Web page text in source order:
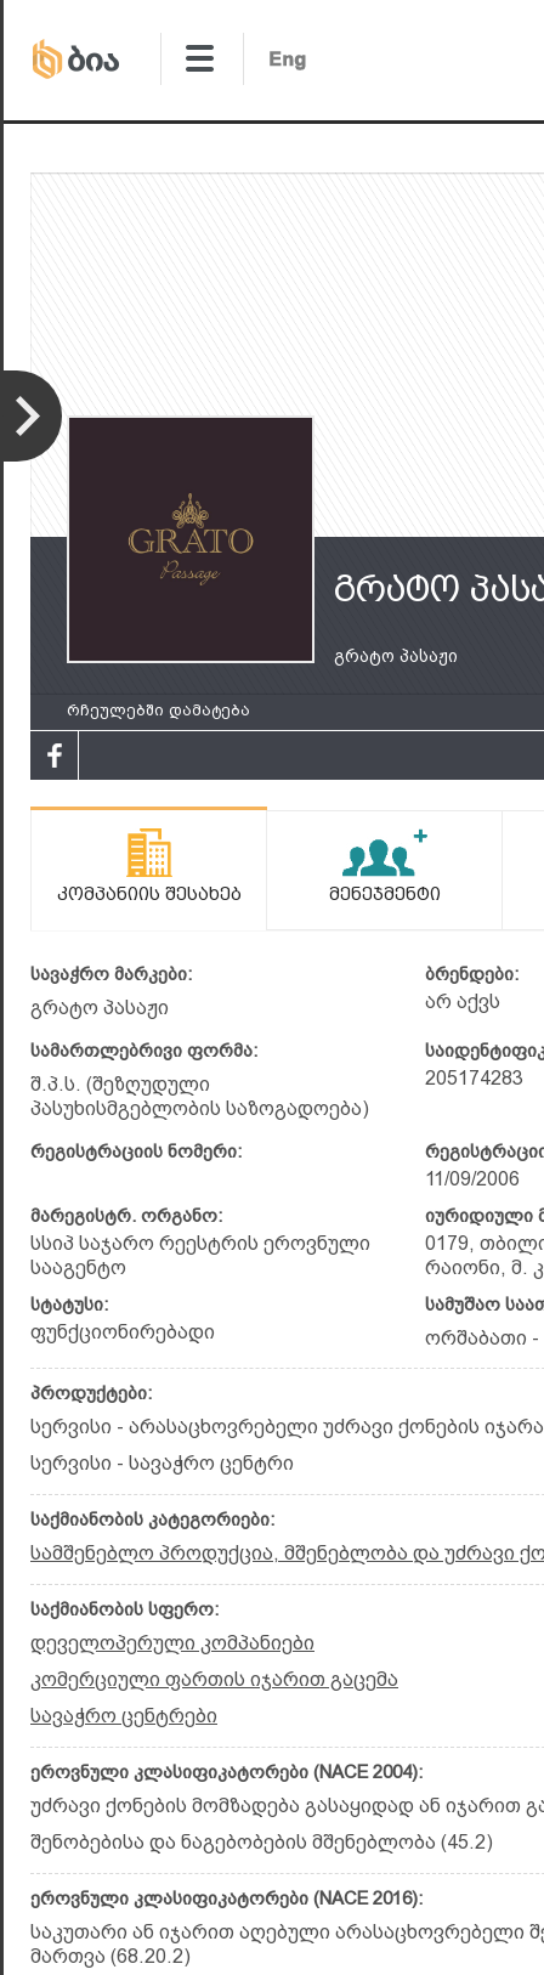
გრატო
გრატო პასაჟი
რჩეულებში დამატება
Კომპანიის Შესახებ Მენეჯმენტი
სავაჭრო მარკები:
გრატო პასაჟი
ბრენდები:
არ აქვს
სამართლებრივი ფორმა:
შ.პ.ს. (შეზღუდული
პასუხისმგებლობის საზოგადოება)
205174283
რეგისტრაციის ნომერი:
11/09/2006
მარეგისტრ. ორგანო:
სსიპ საჯარო რეესტრის ეროვნული
სააგენტო
იურიდიული
0179,
რაიონი, მ.
სტატუსი:
ფუნქციონირებადი
სამუშაო
ორშაბათი -
პროდუქტები:
სერვისი - არასაცხოვრებელი უძრავი ქონების
სერვისი - სავაჭრო ცენტრი
საქმიანობის კატეგორიები:
სამშენებლო პროდუქცია, მშენებლობა და უძრავი
საქმიანობის სფერო:
დეველოპერული კომპანიები
კომერციული ფართის იჯარით გაცემა
სავაჭრო ცენტრები
ეროვნული კლასიფიკატორები (NACE 2004):
უძრავი ქონების მომზადება გასაყიდად ან იჯარით
შენობებისა და ნაგებობების მშენებლობა (45.2)
ეროვნული კლასიფიკატორები (NACE 2016):
საკუთარი ან იჯარით აღებული არასაცხოვრებელი
მართვა (68.20.2)